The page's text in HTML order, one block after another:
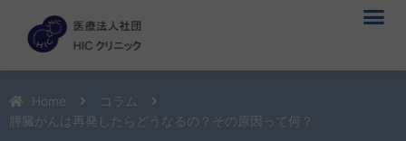
ス
プ
メ
ニ
ー
Home
コラム
膵臓がんは再発したらどうなるの？その原因って何？